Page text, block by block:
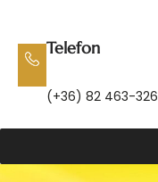
Telefon
(+36) 82 463-326